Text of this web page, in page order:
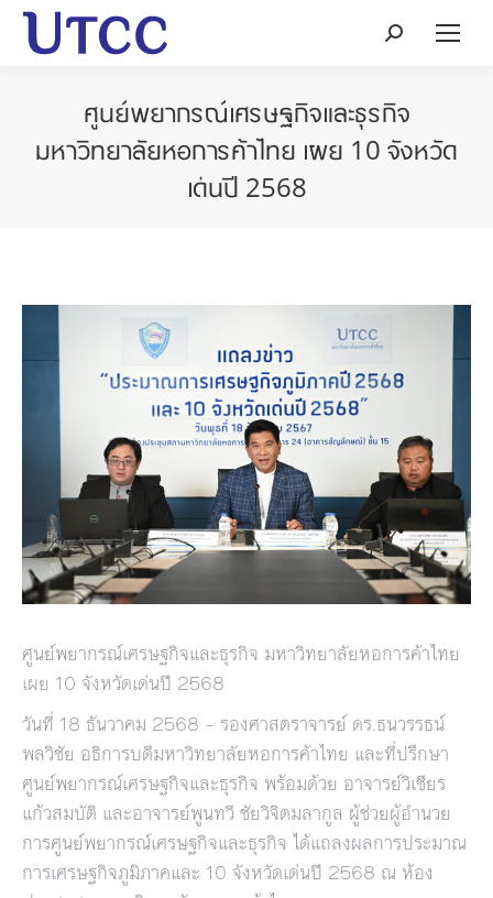
Search:
ศูนย์พยากรณ์เศรษฐกิจและธุรกิจ
มหาวิทยาลัยหอการค้าไทย เผย 10 จังหวัด
เด่นปี 2568
ศูนย์พยากรณ์เศรษฐกิจและธุรกิจ มหาวิทยาลัยหอการค้าไทย
เผย 10 จังหวัดเด่นปี 2568
วันที่ 18 ธันวาคม 2568 – รองศาสตราจารย์ ดร.ธนวรรธน์
พลวิชัย อธิการบดีมหาวิทยาลัยหอการค้าไทย และที่ปรึกษา
ศูนย์พยากรณ์เศรษฐกิจและธุรกิจ พร้อมด้วย อาจารย์วิเชียร
แก้วสมบัติ และอาจารย์พูนทวี ชัยวิจิตมลากูล ผู้ช่วยผู้อำนวย
การศูนย์พยากรณ์เศรษฐกิจและธุรกิจ ได้แถลงผลการประมาณ
การเศรษฐกิจภูมิภาคและ 10 จังหวัดเด่นปี 2568 ณ ห้อง